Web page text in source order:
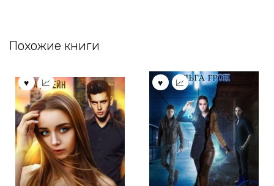
Похожие книги